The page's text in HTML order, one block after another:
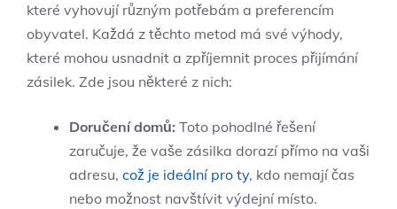
které vyhovují různým potřebám a preferencím
obyvatel. Každá z těchto metod má své výhody,
které mohou usnadnit a zpříjemnit proces přijímání
zásilek. Zde jsou některé z nich:
Doručení domů: Toto pohodlné řešení
zaručuje, že vaše zásilka dorazí přímo na vaši
adresu, což je ideální pro ty, kdo nemají čas
nebo možnost navštívit výdejní místo.